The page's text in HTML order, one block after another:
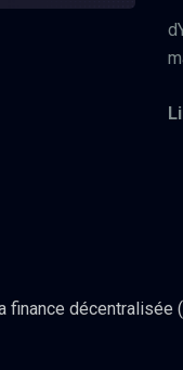
finance décentralisée